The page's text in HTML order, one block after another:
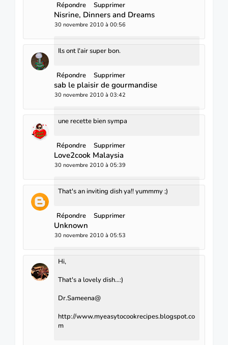
Répondre Supprimer
Nisrine, Dinners and Dreams
30 novembre 2010 à 00:56
Ils ont l'air super bon.
Répondre Supprimer
sab le plaisir de gourmandise
30 novembre 2010 à 03:42
une recette bien sympa
Répondre Supprimer
Love2cook Malaysia
30 novembre 2010 à 05:39
That's an inviting dish ya!! yummmy ;)
Répondre Supprimer
Unknown
30 novembre 2010 à 05:53
Hi,
That's a lovely dish...:)
Dr.Sameena@
http://www.myeasytocookrecipes.blogspot.co
m